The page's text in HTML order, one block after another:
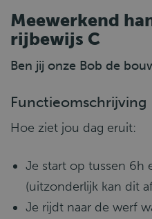
Meewerkend
rijbewijs C
Ben jij onze Bob de
Functieomschrijving
Hoe ziet jou dag eruit:
Je start op tussen 6h
(uitzonderlijk kan dit
Je rijdt naar de werf